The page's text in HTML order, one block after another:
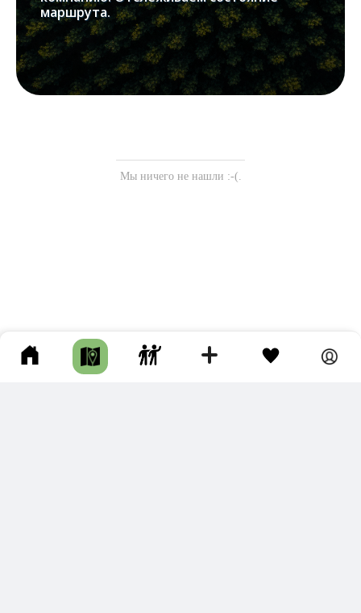
маршрута.
Мы ничего не нашли :-(.